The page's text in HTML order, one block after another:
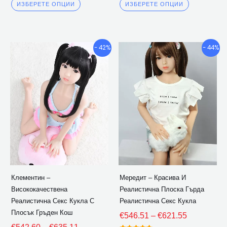
3.50
извън 5
ИЗБЕРЕТЕ ОПЦИИ
4.00
извън 5
ИЗБЕРЕТЕ ОПЦИИ
- 42%
Клементин –
Висококачествена
Реалистична Секс Кукла С
Плосък Гръден Кош
Ценови
диапазон:
€542.60
през
€635.11
Този
продукт
има
множество
варианти.
Опциите
страницата
- 44%
Мередит – Красива И
Реалистична Плоска Гърда
Реалистична Секс Кукла
€546.51 – €621.55
Ценови
диапазон:
€546.51
през
€621.55
Този
множество
варианти.
Опциите
могат
да
бъдат
на